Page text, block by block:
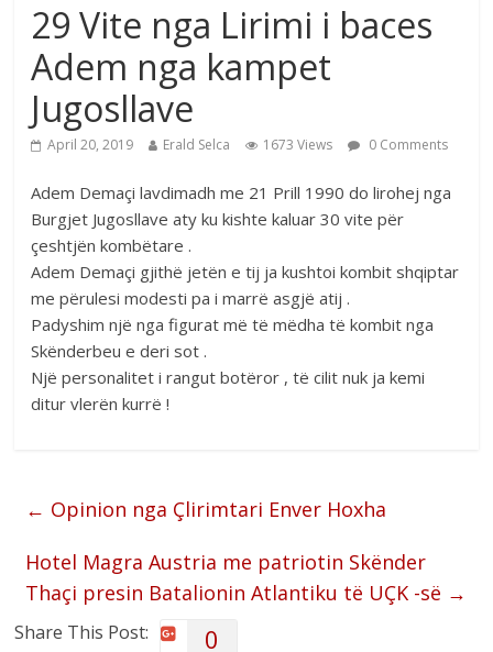
29 Vite nga Lirimi i baces
Adem nga kampet
Jugosllave
April 20, 2019 Erald Selca 1673 Views 0 Comments
Adem Demaçi lavdimadh me 21 Prill 1990 do lirohej nga
Burgjet Jugosllave aty ku kishte kaluar 30 vite për
çeshtjën kombëtare .
Adem Demaçi gjithë jetën e tij ja kushtoi kombit shqiptar
me përulesi modesti pa i marrë asgjë atij .
Padyshim një nga figurat më të mëdha të kombit nga
Skënderbeu e deri sot .
Një personalitet i rangut botëror , të cilit nuk ja kemi
ditur vlerën kurrë !
← Opinion nga Çlirimtari Enver Hoxha
Hotel Magra Austria me patriotin Skënder
Thaçi presin Batalionin Atlantiku të UÇK -së →
Share This Post: 0